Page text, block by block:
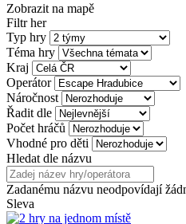
Zobrazit na mapě
Filtr her
Typ hry
Téma hry
Kraj
Operátor
Náročnost
Řadit dle
Počet hráčů
Vhodné pro děti
Hledat dle názvu
Zadanému názvu neodpovídají
Sleva